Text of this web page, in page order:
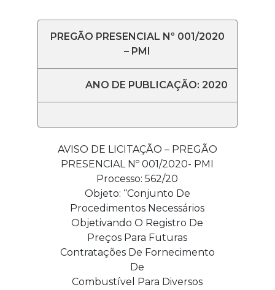
PREGÃO PRESENCIAL Nº 001/2020
– PMI
ANO DE PUBLICAÇÃO: 2020
AVISO DE LICITAÇÃO – PREGÃO
PRESENCIAL Nº 001/2020- PMI
Processo: 562/20
Objeto: “Conjunto De
Procedimentos Necessários
Objetivando O Registro De
Preços Para Futuras
Contratações De Fornecimento
De
Combustível Para Diversos